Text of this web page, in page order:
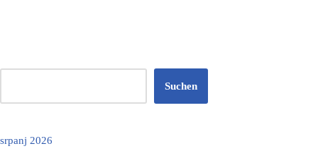
Suchen
srpanj 2026